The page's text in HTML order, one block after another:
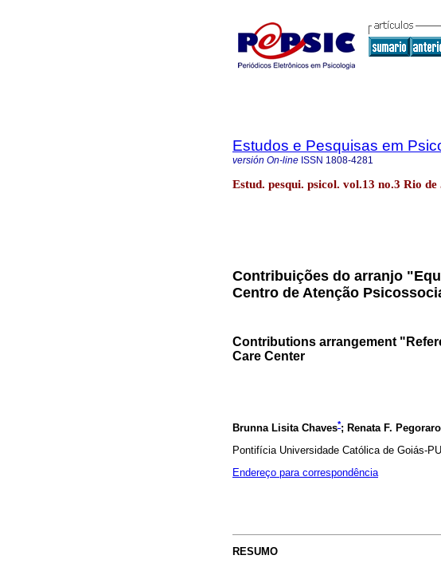
Estudos e Pesquisas em
versión On-line ISSN 1808-4281
Estud. pesqui. psicol. vol.13 no.3 Rio
Contribuições do arranjo
Centro de Atenção
Contributions arrangement
Care Center
Brunna Lisita Chaves*; Renata F. Pegoraro
Pontifícia Universidade Católica de Goiás-
Endereço para correspondência
RESUMO